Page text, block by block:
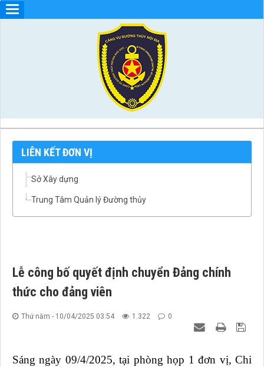
LIÊN KẾT ĐƠN VỊ
Sở Xây dựng
Trung Tâm Quản lý Đường thủy
Lễ công bố quyết định chuyển Đảng chính
thức cho đảng viên
Thứ năm - 10/04/2025 03:54 1.322 0
Sáng ngày 09/4/2025, tại phòng họp 1đơn vị, Chi